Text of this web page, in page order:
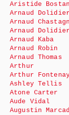
Aristide Bostan
Arnaud Dolidier
Arnaud
Arnaud Dolidier
Arnaud Kaba
Arnaud Robin
Arnaud Thomas
Arthur
Arthur
Ashley Tellis
Atone Carter
Aude Vidal
Augustin